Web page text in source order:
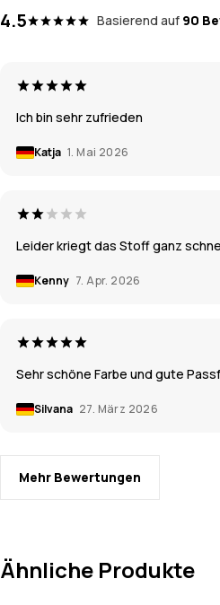
4.5 Basierend auf 90
Ich bin sehr zufrieden
Katja 1. Mai 2026
Leider kriegt das Stoff ganz
Kenny 7. Apr. 2026
Sehr schöne Farbe und gute
Silvana 27. März 2026
Mehr Bewertungen
Ähnliche Produkte